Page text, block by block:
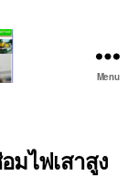
Menu
มไฟเสาสูง